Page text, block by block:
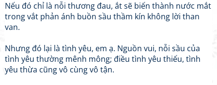
Nếu đó chỉ là nỗi thương đau, ắt sẽ biến thành nước mắt
trong vắt phản ánh buồn sầu thầm kín không lời than
van.
Nhưng đó lại là tình yêu, em ạ. Nguồn vui, nỗi sầu của
tình yêu thường mênh mông; điều tình yêu thiếu, tình
yêu thừa cũng vô cùng vô tận.